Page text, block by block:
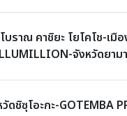
บราณ คาชิยะ โยโคโช-เมื
จังหวัดยาม
ชิซุโอะกะ-GOTEMBA